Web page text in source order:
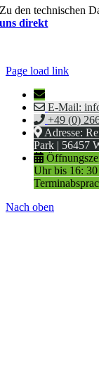
Zu den technischen
uns direkt
Page load link
E-Mail:
+49 (0)
Adresse:
Park | 56457
Uhr bis 16:
Nach oben